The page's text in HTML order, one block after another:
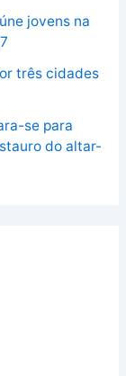
jovens na
três cidades
se para
do altar-